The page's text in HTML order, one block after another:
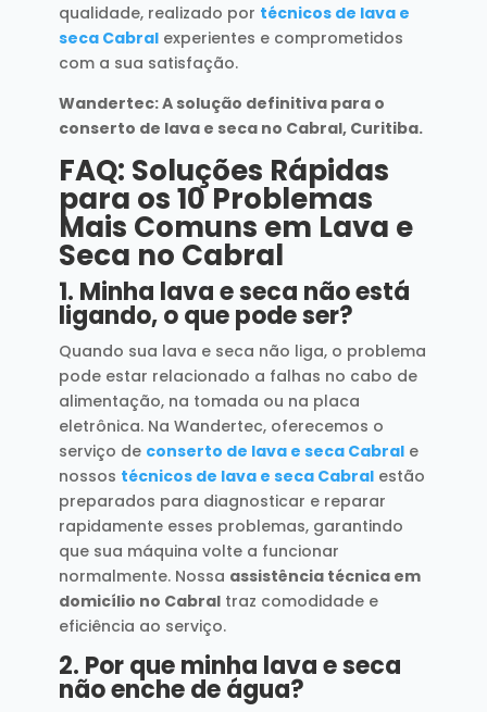
qualidade, realizado por técnicos de lava e
seca Cabralexperientes e comprometidos
com a sua satisfação.
Wandertec: A solução definitiva para o
conserto de lava e seca no Cabral, Curitiba.
FAQ: Soluções Rápidas
para os 10 Problemas
Mais Comuns em Lava e
Seca no Cabral
1. Minha lava e seca não está
ligando, o que pode ser?
Quando sua lava e seca não liga, o problema
pode estar relacionado a falhas no cabo de
alimentação, na tomada ou na placa
eletrônica. Na Wandertec, oferecemos o
serviço de conserto de lava e seca Cabrale
nossos técnicos de lava e seca Cabralestão
preparados para diagnosticar e reparar
rapidamente esses problemas, garantindo
que sua máquina volte a funcionar
normalmente. Nossa assistência técnica em
domicílio no Cabraltraz comodidade e
eficiência ao serviço.
2. Por que minha lava e seca
não enche de água?